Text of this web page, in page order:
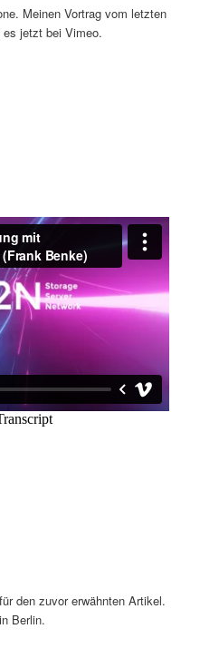
Meinen Vortrag vom letzten
jetzt bei Vimeo.
den zuvor erwähnten Artikel.
Berlin.